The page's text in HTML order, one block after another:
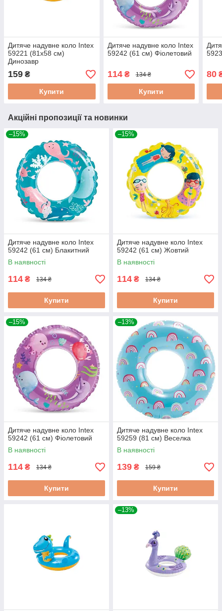
Дитяче надувне коло Intex
59221 (81х58 см)
Динозавр
159 ₴
Купити
Дитяче надувне коло Intex
59242 (61 см) Фіолетовий
114₴ 134 ₴
Купити
80
Акційні пропозиції та новинки
–15%
Дитяче надувне коло Intex
59242 (61 см) Блакитний
В наявності
114 ₴ 134 ₴
Купити
–15%
Дитяче надувне коло Intex
59242 (61 см) Жовтий
В наявності
114 ₴ 134 ₴
Купити
–15%
Дитяче надувне коло Intex
59242 (61 см) Фіолетовий
В наявності
114 ₴ 134 ₴
Купити
–13%
Дитяче надувне коло Intex
59259 (81 см) Веселка
В наявності
139 ₴ 159 ₴
Купити
–13%